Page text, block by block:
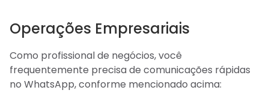
Operações Empresariais
Como profissional de negócios, você
frequentemente precisa de comunicações rápidas
no WhatsApp, conforme mencionado acima: